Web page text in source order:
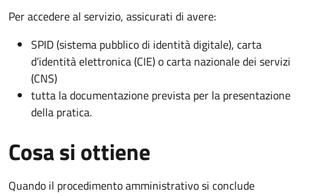
Per accedere al servizio, assicurati di avere:
SPID (sistema pubblico di identità digitale), carta
d’identità elettronica (CIE) o carta nazionale dei servizi
(CNS)
tutta la documentazione prevista per la presentazione
della pratica.
Cosa si ottiene
Quando il procedimento amministrativo si conclude